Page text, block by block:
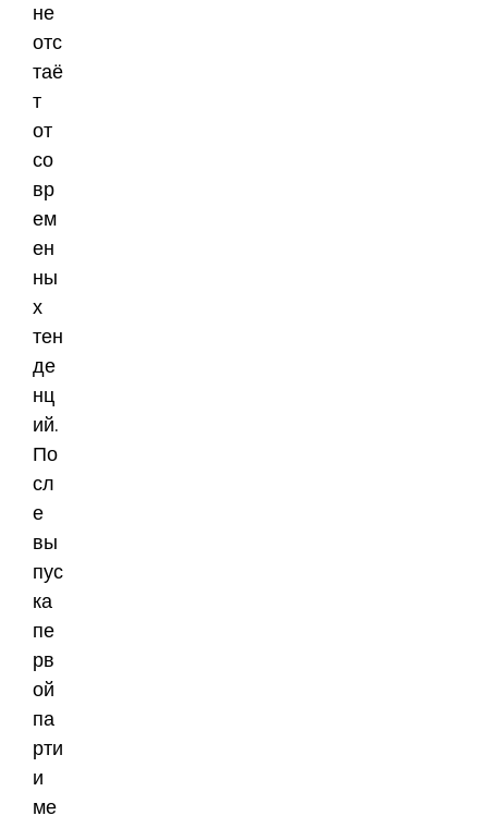
не
отс
таё
т
от
со
вр
ем
ен
ны
х
тен
де
нц
ий.
По
сл
е
вы
пус
ка
пе
рв
ой
па
рти
и
ме